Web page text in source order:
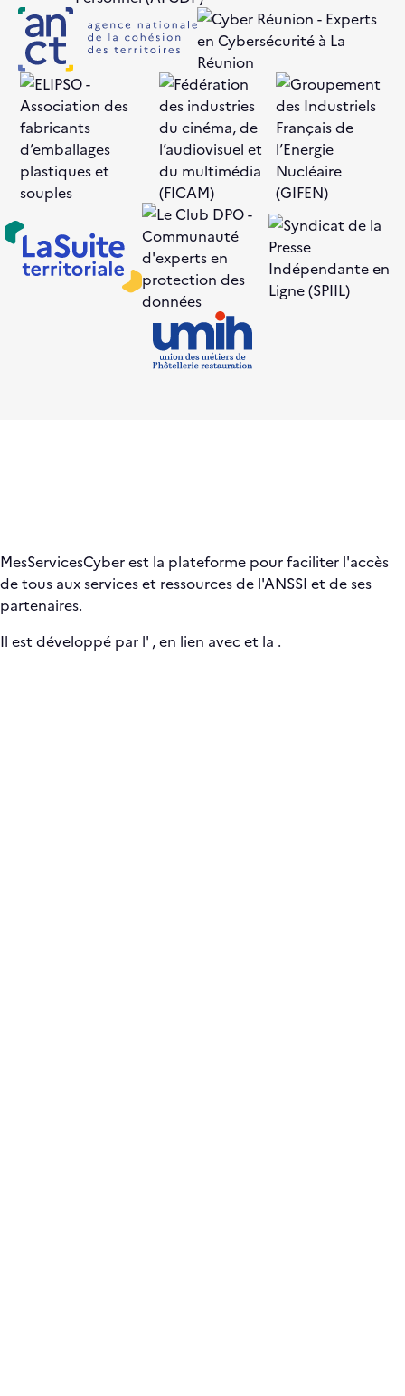
MesServicesCyber est la plateforme pour faciliter l'accès
de tous aux services et ressources de l'ANSSI et de ses
partenaires.
Il est développé par l' , en lien avecet la .